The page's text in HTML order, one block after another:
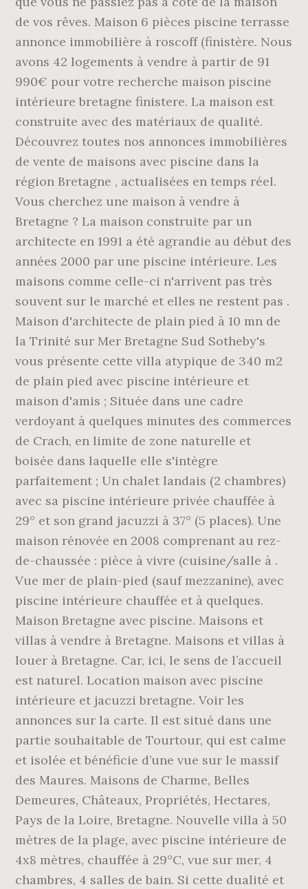
de vos rêves. Maison 6 pièces piscine terrasse
annonce immobilière à roscoff (finistère. Nous
avons 42 logements à vendre à partir de 91
990€ pour votre recherche maison piscine
intérieure bretagne finistere. La maison est
construite avec des matériaux de qualité.
Découvrez toutes nos annonces immobilières
de vente de maisons avec piscine dans la
région Bretagne , actualisées en temps réel.
Vous cherchez une maison à vendre à
Bretagne ? La maison construite par un
architecte en 1991 a été agrandie au début des
années 2000 par une piscine intérieure. Les
maisons comme celle-ci n'arrivent pas très
souvent sur le marché et elles ne restent pas .
Maison d'architecte de plain pied à 10 mn de
la Trinité sur Mer Bretagne Sud Sotheby's
vous présente cette villa atypique de 340 m2
de plain pied avec piscine intérieure et
maison d'amis ; Située dans une cadre
verdoyant à quelques minutes des commerces
de Crach, en limite de zone naturelle et
boisée dans laquelle elle s'intègre
parfaitement ; Un chalet landais (2 chambres)
avec sa piscine intérieure privée chauffée à
29° et son grand jacuzzi à 37° (5 places). Une
maison rénovée en 2008 comprenant au rez-
de-chaussée : pièce à vivre (cuisine/salle à .
Vue mer de plain-pied (sauf mezzanine), avec
piscine intérieure chauffée et à quelques.
Maison Bretagne avec piscine. Maisons et
villas à vendre à Bretagne. Maisons et villas à
louer à Bretagne. Car, ici, le sens de l’accueil
est naturel. Location maison avec piscine
intérieure et jacuzzi bretagne. Voir les
annonces sur la carte. Il est situé dans une
partie souhaitable de Tourtour, qui est calme
et isolée et bénéficie d’une vue sur le massif
des Maures. Maisons de Charme, Belles
Demeures, Châteaux, Propriétés, Hectares,
Pays de la Loire, Bretagne. Nouvelle villa à 50
mètres de la plage, avec piscine intérieure de
4x8 mètres, chauffée à 29°C, vue sur mer, 4
chambres, 4 salles de bain. Si cette dualité et